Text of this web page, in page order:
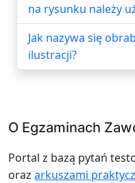
na rysunku należy
Jak nazywa się
ilustracji?
O Egzaminach
Portal z bazą pytań
oraz arkuszami